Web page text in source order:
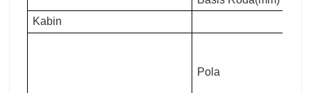
Kabin
Pola